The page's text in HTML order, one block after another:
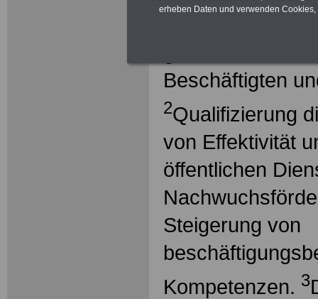
Beschäftigten
2Qualifizierung
von Effektivität
öffentlichen
Steigerung von
Kompetenzen. 3
erheben Daten und verwenden